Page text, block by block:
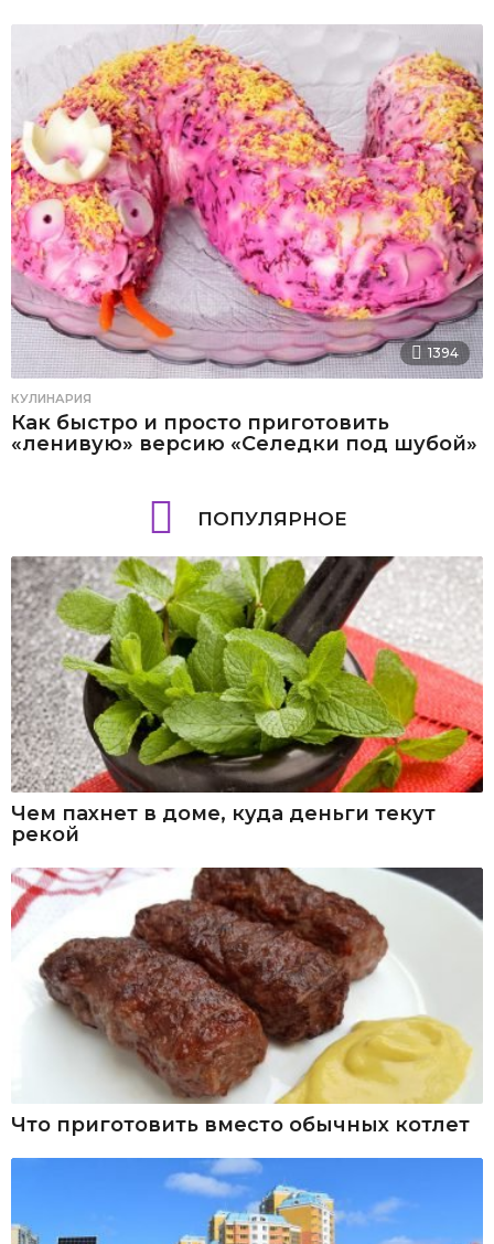
1394
КУЛИНАРИЯ
Как быстро и просто приготовить
«ленивую» версию «Селедки под шубой»
ПОПУЛЯРНОЕ
Чем пахнет в доме, куда деньги текут
рекой
Что приготовить вместо обычных котлет